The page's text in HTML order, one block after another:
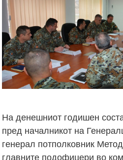
На денешниот годишен
пред началникот на
генерал потполковник
главните подофицери во